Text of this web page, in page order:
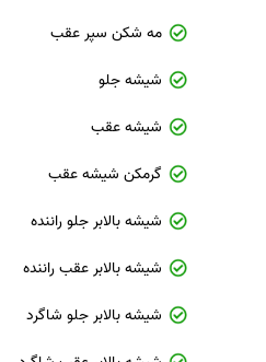
مه شکن سپر عقب
شیشه جلو
شیشه عقب
گرمکن شیشه عقب
شیشه بالابر جلو راننده
شیشه بالابر عقب راننده
شیشه بالابر جلو شاگرد